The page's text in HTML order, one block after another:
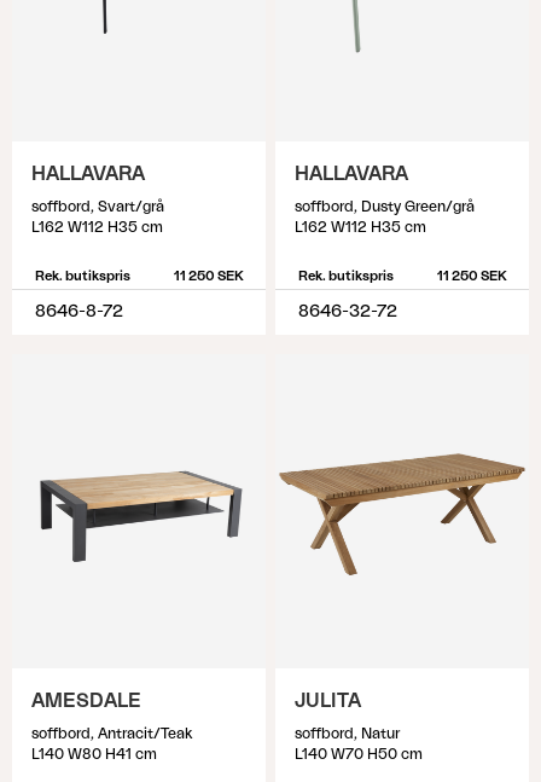
HALLAVARA
soffbord, Svart/grå
L162 W112 H35 cm
Rek. butikspris 11 250 SEK
8646-8-72
HALLAVARA
soffbord, Dusty Green/grå
L162 W112 H35 cm
Rek. butikspris 11 250 SEK
8646-32-72
AMESDALE
soffbord, Antracit/Teak
L140 W80 H41 cm
JULITA
soffbord, Natur
L140 W70 H50 cm